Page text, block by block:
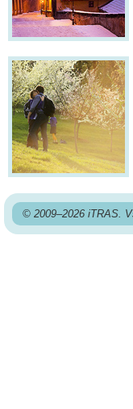
© 2009–2026 iTRAS.